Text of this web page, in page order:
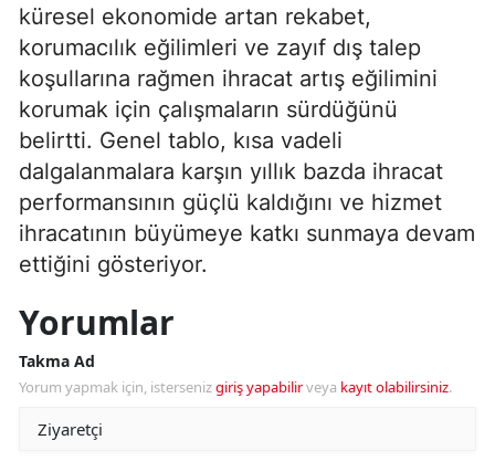
küresel ekonomide artan rekabet,
korumacılık eğilimleri ve zayıf dış talep
koşullarına rağmen ihracat artış eğilimini
korumak için çalışmaların sürdüğünü
belirtti. Genel tablo, kısa vadeli
dalgalanmalara karşın yıllık bazda ihracat
performansının güçlü kaldığını ve hizmet
ihracatının büyümeye katkı sunmaya devam
ettiğini gösteriyor.
Yorumlar
Takma Ad
Yorum yapmak için, istersenizgiriş yapabilirveya kayıt olabilirsiniz.